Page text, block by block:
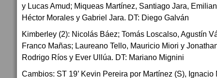
y Lucas Amud; Miqueas Martínez, Santiago Jara,
Héctor Morales y Gabriel Jara. DT: Diego Galván
Kimberley (2): Nicolás Báez; Tomás Loscalso, Agustín
Franco Mañas; Laureano Tello, Mauricio Miori y
Rodrigo Ríos y Ever Ullúa. DT: Mariano Mignini
Cambios: ST 19’ Kevin Pereira por Martínez (S), Ignacio